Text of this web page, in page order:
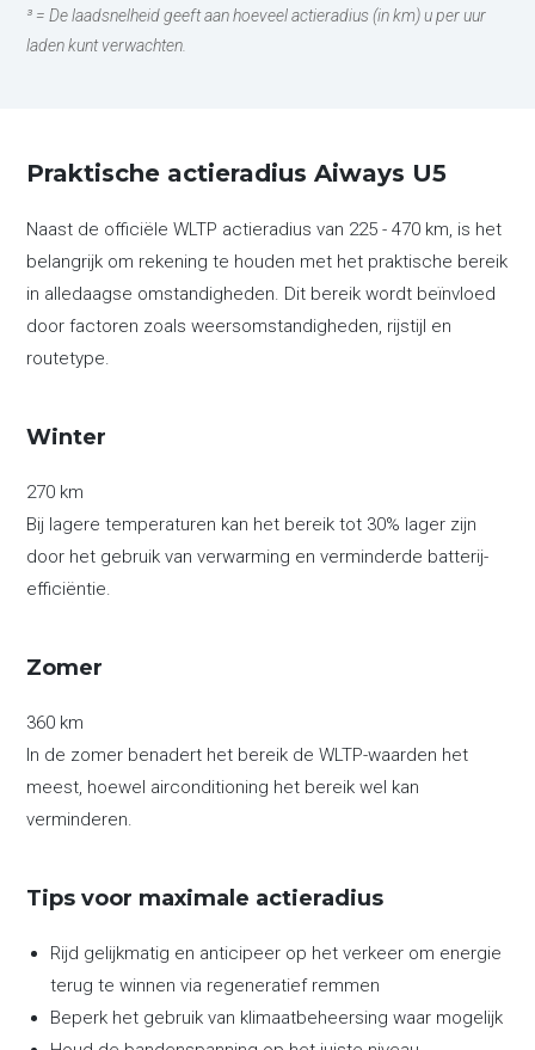
³ = De laadsnelheid geeft aan hoeveel actieradius (in km) u per uur
laden kunt verwachten.
Praktische actieradius Aiways U5
Naast de officiële WLTP actieradius van 225 - 470 km, is het
belangrijk om rekening te houden met het praktische bereik
in alledaagse omstandigheden. Dit bereik wordt beïnvloed
door factoren zoals weersomstandigheden, rijstijl en
routetype.
Winter
270 km
Bij lagere temperaturen kan het bereik tot 30% lager zijn
door het gebruik van verwarming en verminderde batterij-
efficiëntie.
Zomer
360 km
In de zomer benadert het bereik de WLTP-waarden het
meest, hoewel airconditioning het bereik wel kan
verminderen.
Tips voor maximale actieradius
Rijd gelijkmatig en anticipeer op het verkeer om energie
terug te winnen via regeneratief remmen
Beperk het gebruik van klimaatbeheersing waar mogelijk